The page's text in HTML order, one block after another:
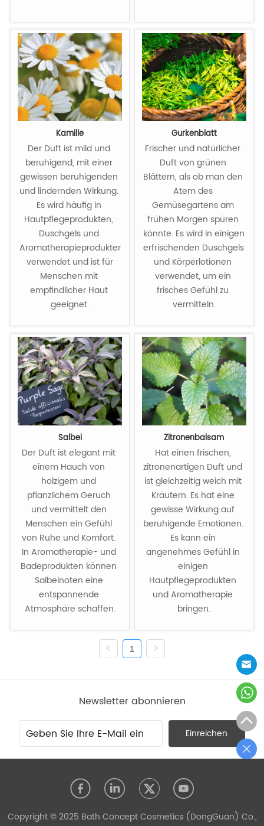
Kamille
Der Duft ist mild und
beruhigend, mit einer
gewissen beruhigenden
und lindernden Wirkung.
Es wird häufig in
Hautpflegeprodukten,
Duschgels und
Aromatherapieprodukten
verwendet und ist für
Menschen mit
empfindlicher Haut
geeignet.
Gurkenblatt
Frischer und natürlicher
Duft von grünen
Blättern, als ob man den
Atem des
Gemüsegartens am
frühen Morgen spüren
könnte. Es wird in einigen
erfrischenden Duschgels
und Körperlotionen
verwendet, um ein
frisches Gefühl zu
vermitteln.
Salbei
Der Duft ist elegant mit
einem Hauch von
holzigem und
pflanzlichem Geruch
und vermittelt den
Menschen ein Gefühl
von Ruhe und Komfort.
In Aromatherapie- und
Badeprodukten können
Salbeinoten eine
entspannende
Atmosphäre schaffen.
Zitronenbalsam
Hat einen frischen,
zitronenartigen Duft und
ist gleichzeitig weich mit
Kräutern. Es hat eine
gewisse Wirkung auf
beruhigende Emotionen.
Es kann ein
angenehmes Gefühl in
einigen
Hautpflegeprodukten
und Aromatherapie
bringen.
1
Newsletter abonnieren
Einreichen
Copyright © 2025 Bath Concept Cosmetics (DongGuan) Co.,